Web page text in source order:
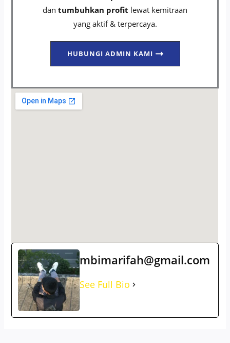
dan tumbuhkan profit lewat kemitraan
yang aktif & terpercaya.
HUBUNGI ADMIN KAMI
mbimarifah@gmail.com
See Full Bio